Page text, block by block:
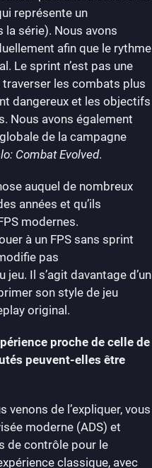
représente un
série). Nous avons
afin que le rythme
Le sprint n’est pas une
les combats plus
dangereux et les objectifs
Nous avons également
de la campagne
Combat Evolved.
auquel de nombreux
années et qu’ils
modernes.
à un FPS sans sprint
pas
Il s’agit davantage d’un
son style de jeu
original.
proche de celle de
peuvent-elles être
venons de l’expliquer, vous
moderne (ADS) et
de contrôle pour le
classique, avec